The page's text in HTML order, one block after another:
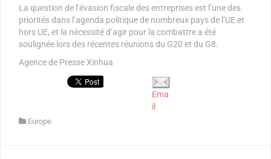
La question de l’évasion fiscale des entreprises est l’une des
priorités dans l’agenda politique de nombreux pays de l’UE et
hors UE, et la nécessité d’agir pour la combattre a été
soulignée lors des récentes réunions du G20 et du G8.
Agence de Presse Xinhua
Ema
il
Europe